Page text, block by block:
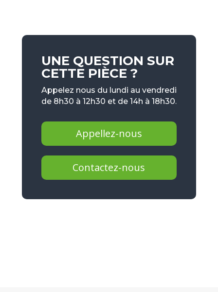
UNE QUESTION SUR
CETTE PIÈCE ?
Appelez nous du lundi au vendredi
de 8h30 à 12h30 et de 14h à 18h30.
Appellez-nous
Contactez-nous